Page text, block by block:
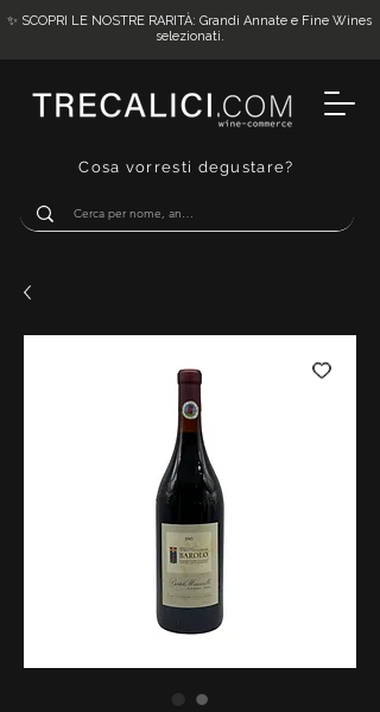
Cosa vorresti degustare?
✨ SCOPRI LE NOSTRE RARITÀ: Grandi Annate e Fine Wines
selezionati.